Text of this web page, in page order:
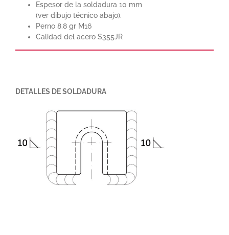
Espesor de la soldadura 10 mm
(ver dibujo técnico abajo).
Perno 8.8 gr M16
Calidad del acero S355JR
DETALLES DE SOLDADURA